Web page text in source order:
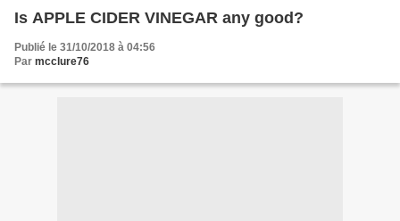
Is APPLE CIDER VINEGAR any good?
Publié le 31/10/2018 à 04:56
Par mcclure76